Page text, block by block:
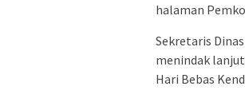
halaman
Sekretaris
menindak
Hari Bebas